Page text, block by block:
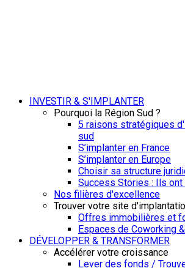
INVESTIR & S'IMPLANTER
Pourquoi la Région Sud ?
5 raisons stratégiques
sud
S’implanter en France
S’implanter en Europe
Choisir sa structure
Success Stories : Ils ont
Nos filières d'excellence
Trouver votre site
Offres immobilières et
Espaces de Coworking
DÉVELOPPER & TRANSFORMER
Accélérer votre croissance
Lever des fonds /